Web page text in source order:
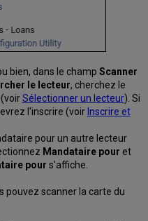
bien, dans le champ Scanner
le lecteur, cherchez le
Sélectionner un lecteur). Si
l'inscrire (voir Inscrire et
pour un autre lecteur
Mandataire pour et
pour s'affiche.
pouvez scanner la carte du